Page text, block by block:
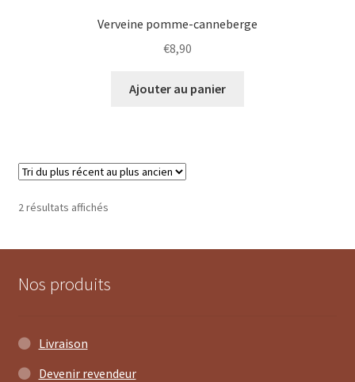
Verveine pomme-canneberge
€8,90
Ajouter au panier
2 résultats affichésTrié
plus
Nos produits
Livraison
Devenir revendeur